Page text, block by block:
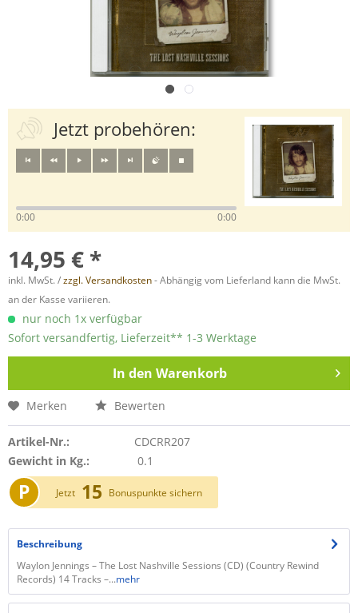
Jetzt probehören:
0:00 0:00
14,95 € *
inkl. MwSt. /zzgl. Versandkosten- Abhängig vom Lieferland kann die MwSt.
an der Kasse variieren.
nur noch 1x verfügbar
Sofort versandfertig, Lieferzeit** 1-3 Werktage
In den Warenkorb
Merken Bewerten
Artikel-Nr.:
CDCRR207
Gewicht in Kg.:
0.1
P Jetzt 15 Bonuspunkte sichern
Beschreibung
Waylon Jennings – The Lost Nashville Sessions (CD) (Country Rewind
Records) 14 Tracks –...mehr